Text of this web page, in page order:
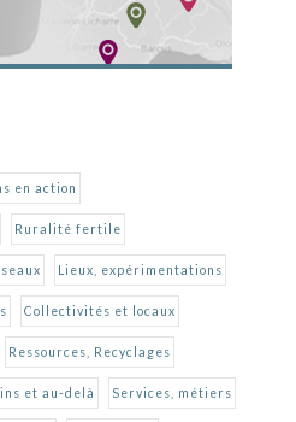
en action
Ruralité fertile
Lieux, expérimentations
Collectivités et locaux
Ressources, Recyclages
et au-delà Services, métiers